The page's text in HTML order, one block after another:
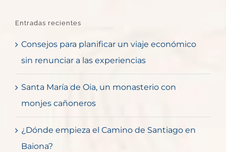
Entradas recientes
Consejos para planificar un viaje económico
sin renunciar a las experiencias
Santa María de Oia, un monasterio con
monjes cañoneros
¿Dónde empieza el Camino de Santiago en
Baiona?